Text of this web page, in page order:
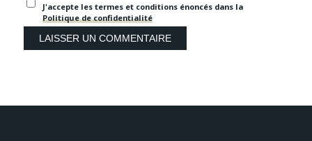
J'accepte les termes et conditions énoncés dans la
Politique de confidentialité